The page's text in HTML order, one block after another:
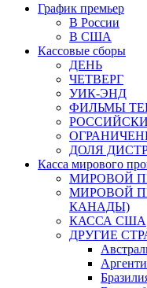
График премьер
В России
В США
Кассовые сборы
ДЕНЬ
ЧЕТВЕРГ
УИК-ЭНД
ФИЛЬМЫ
ДОЛЯ
Касса мирового
МИРОВОЙ
МИРОВОЙ
КАНАДЫ)
КАССА США
ДРУГИЕ